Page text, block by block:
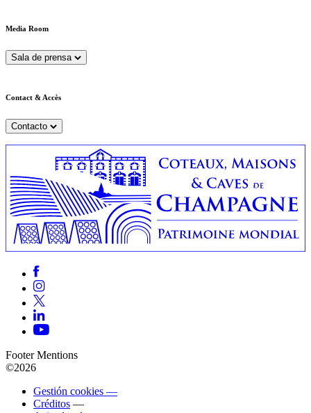
Media Room
Sala de prensa
Contact & Accès
Contacto
Footer Mentions
©2026
Gestión cookies —
Créditos —